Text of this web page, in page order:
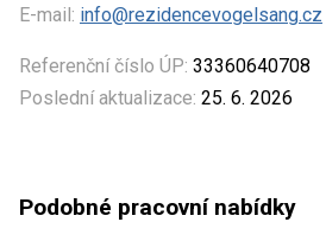
E-mail: info@rezidencevogelsang.cz
Referenční číslo ÚP: 33360640708
Poslední aktualizace: 25. 6. 2026
Podobné pracovní nabídky